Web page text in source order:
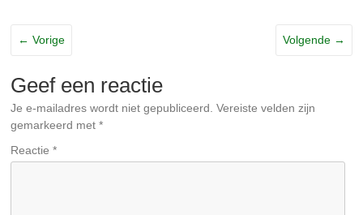
← Vorige Volgende →
Geef een reactie
Je e-mailadres wordt niet gepubliceerd. Vereiste velden zijn
gemarkeerd met*
Reactie*